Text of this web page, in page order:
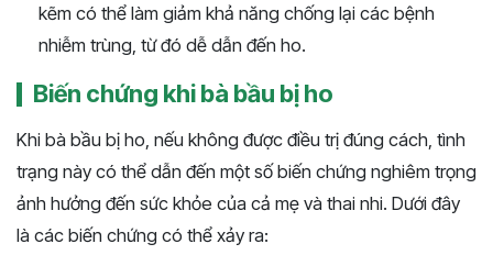
kẽm có thể làm giảm khả năng chống lại các bệnh
nhiễm trùng, từ đó dễ dẫn đến ho.
Biến chứng khi bà bầu bị ho
Khi bà bầu bị ho, nếu không được điều trị đúng cách, tình
trạng này có thể dẫn đến một số biến chứng nghiêm trọng
ảnh hưởng đến sức khỏe của cả mẹ và thai nhi. Dưới đây
là các biến chứng có thể xảy ra: